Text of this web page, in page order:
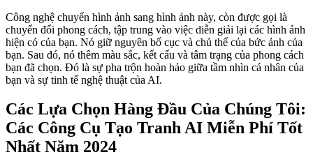
Công nghệ chuyển hình ảnh sang hình ảnh này, còn được gọi là
chuyển đổi phong cách, tập trung vào việc diễn giải lại các hình ảnh
hiện có của bạn. Nó giữ nguyên bố cục và chủ thể của bức ảnh của
bạn. Sau đó, nó thêm màu sắc, kết cấu và tâm trạng của phong cách
bạn đã chọn. Đó là sự pha trộn hoàn hảo giữa tầm nhìn cá nhân của
bạn và sự tinh tế nghệ thuật của AI.
Các Lựa Chọn Hàng Đầu Của Chúng Tôi:
Các Công Cụ Tạo Tranh AI Miễn Phí Tốt
Nhất Năm 2024